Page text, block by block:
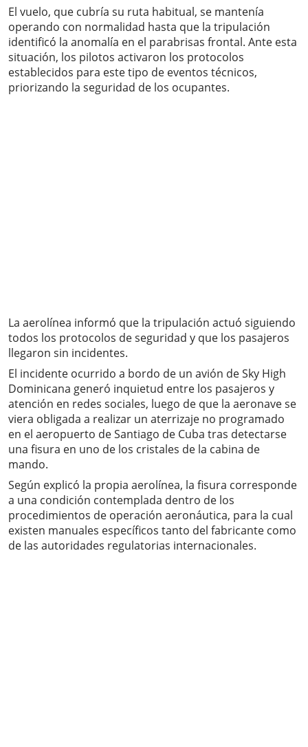
El vuelo, que cubría su ruta habitual, se mantenía
operando con normalidad hasta que la tripulación
identificó la anomalía en el parabrisas frontal. Ante esta
situación, los pilotos activaron los protocolos
establecidos para este tipo de eventos técnicos,
priorizando la seguridad de los ocupantes.
La aerolínea informó que la tripulación actuó siguiendo
todos los protocolos de seguridad y que los pasajeros
llegaron sin incidentes.
El incidente ocurrido a bordo de un avión de Sky High
Dominicana generó inquietud entre los pasajeros y
atención en redes sociales, luego de que la aeronave se
viera obligada a realizar un aterrizaje no programado
en el aeropuerto de Santiago de Cuba tras detectarse
una fisura en uno de los cristales de la cabina de
mando.
Según explicó la propia aerolínea, la fisura corresponde
a una condición contemplada dentro de los
procedimientos de operación aeronáutica, para la cual
existen manuales específicos tanto del fabricante como
de las autoridades regulatorias internacionales.